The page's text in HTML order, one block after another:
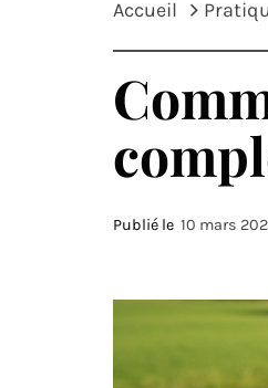
Accueil
Publié le 10 mars